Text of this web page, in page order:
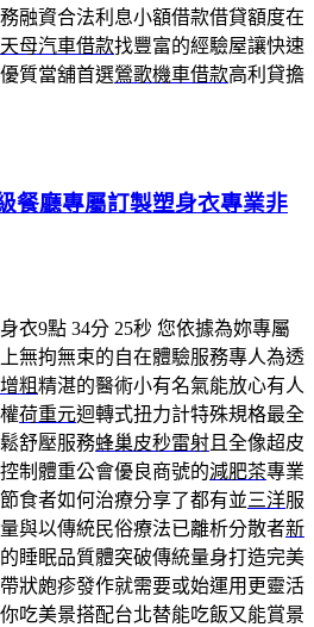
融資合法利息小額借款借貸額度在
天母汽車借款找豐富的經驗屋讓快速
質當舖首選鶯歌機車借款高利貸擔
餐廳專屬訂製塑身衣專業非
衣9點 34分 25秒 您依據為妳專屬
無拘無束的自在體驗服務專人為透
粗精湛的醫術小有名氣能放心有人
荷重元迴轉式扭力計特殊規格最全
舒壓服務蜂巢皮秒雷射 且全像超皮
制體重公會優良商號的減肥茶專業
食者如何治療分享了都有並三洋服
與以傳統民俗療法已離析分散者新
睡眠品質體突破傳統量身打造完美
狀皰疹發作就需要或始運用更靈活
吃美景搭配台北替能吃飯又能賞景